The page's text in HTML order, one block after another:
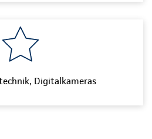
Digitalkameras